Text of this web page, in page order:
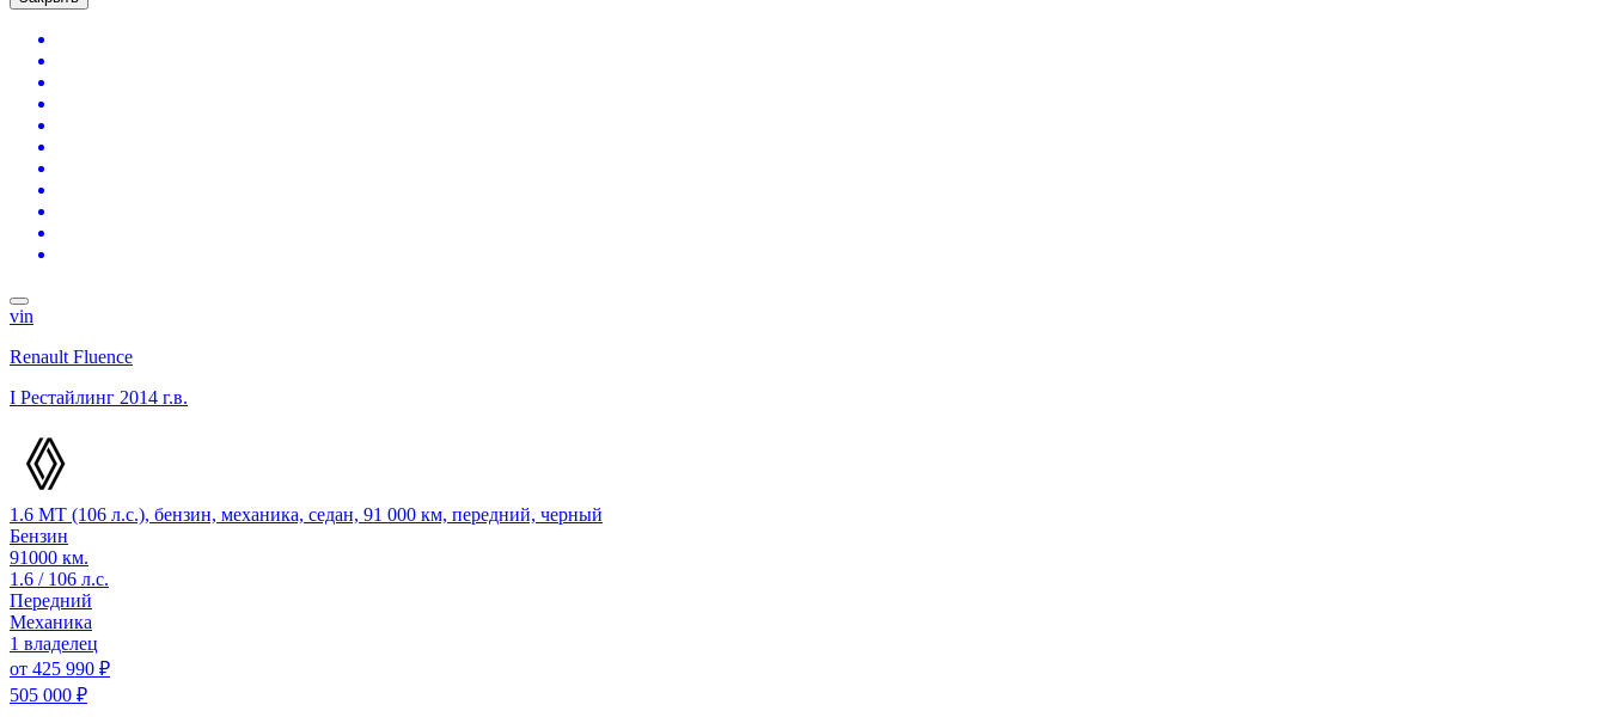
vin
Renault Fluence
I Рестайлинг 2014 г.в.
1.6 MT (106 л.с.), бензин, механика, седан, 91 000 км, передний, черный
Бензин
91000 км.
1.6 / 106 л.с.
Передний
Механика
1 владелец
от 425 990 ₽
505 000 ₽